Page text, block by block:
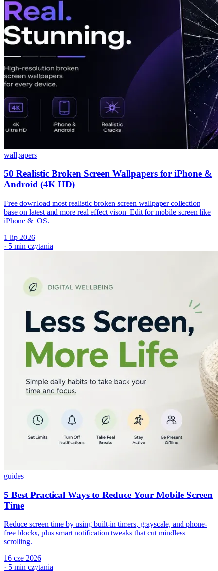
wallpapers
50 Realistic Broken Screen Wallpapers for iPhone &
Android (4K HD)
Free download most realistic broken screen wallpaper collection
base on latest and more real effect vison. Edit for mobile screen like
iPhone & iOS.
1 lip 2026
· 5 min czytania
guides
5 Best Practical Ways to Reduce Your Mobile Screen
Time
Reduce screen time by using built-in timers, grayscale, and phone-
free blocks, plus smart notification tweaks that cut mindless
scrolling.
16 cze 2026
· 5 min czytania